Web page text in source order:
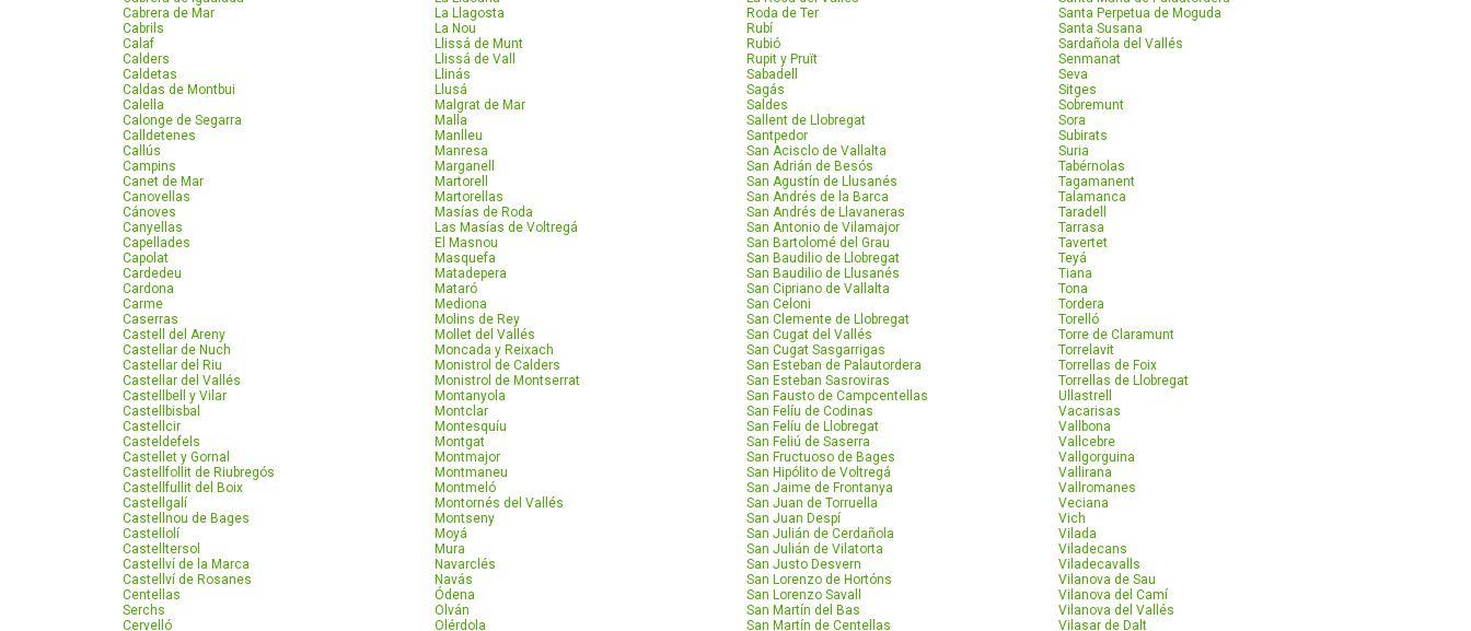
Cabrera de Mar
Cabrils
Calaf
Calders
Caldetas
Caldas de Montbui
Calella
Calonge de Segarra
Calldetenes
Callús
Campins
Canet de Mar
Canovellas
Cánoves
Canyellas
Capellades
Capolat
Cardedeu
Cardona
Carme
Caserras
Castell del Areny
Castellar de Nuch
Castellar del Riu
Castellar del Vallés
Castellbell y Vilar
Castellbisbal
Castellcir
Casteldefels
Castellet y Gornal
Castellfollit de Riubregós
Castellfullit del Boix
Castellgalí
Castellnou de Bages
Castellolí
Castelltersol
Castellví de la Marca
Castellví de Rosanes
Centellas
Serchs
Cervelló
La Llagosta
La Nou
Llissá de Munt
Llissá de Vall
Llinás
Llusá
Malgrat de Mar
Malla
Manlleu
Manresa
Marganell
Martorell
Martorellas
Masías de Roda
Las Masías de Voltregá
El Masnou
Masquefa
Matadepera
Mataró
Mediona
Molins de Rey
Mollet del Vallés
Moncada y Reixach
Monistrol de Calders
Monistrol de Montserrat
Montanyola
Montclar
Montesquíu
Montgat
Montmajor
Montmaneu
Montmeló
Montornés del Vallés
Montseny
Moyá
Mura
Navarclés
Navás
Ódena
Olván
Olérdola
Roda de Ter
Rubí
Rubió
Rupit y Pruït
Sabadell
Sagás
Saldes
Sallent de Llobregat
Santpedor
San Acisclo de Vallalta
San Adrián de Besós
San Agustín de Llusanés
San Andrés de la Barca
San Andrés de Llavaneras
San Antonio de Vilamajor
San Bartolomé del Grau
San Baudilio de Llobregat
San Baudilio de Llusanés
San Cipriano de Vallalta
San Celoni
San Clemente de Llobregat
San Cugat del Vallés
San Cugat Sasgarrigas
San Esteban de Palautordera
San Esteban Sasroviras
San Fausto de Campcentellas
San Felíu de Codinas
San Felíu de Llobregat
San Feliú de Saserra
San Fructuoso de Bages
San Hipólito de Voltregá
San Jaime de Frontanya
San Juan de Torruella
San Juan Despí
San Julián de Cerdañola
San Julián de Vilatorta
San Justo Desvern
San Lorenzo de Hortóns
San Lorenzo Savall
San Martín del Bas
San Martín de Centellas
Santa Perpetua de Moguda
Santa Susana
Sardañola del Vallés
Senmanat
Seva
Sitges
Sobremunt
Sora
Subirats
Suria
Tabérnolas
Tagamanent
Talamanca
Taradell
Tarrasa
Tavertet
Teyá
Tiana
Tona
Tordera
Torelló
Torre de Claramunt
Torrelavit
Torrellas de Foix
Torrellas de Llobregat
Ullastrell
Vacarisas
Vallbona
Vallcebre
Vallgorguina
Vallirana
Vallromanes
Veciana
Vich
Vilada
Viladecans
Viladecavalls
Vilanova de Sau
Vilanova del Camí
Vilanova del Vallés
Vilasar de Dalt